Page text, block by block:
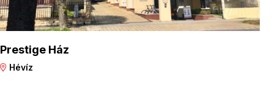
Prestige Ház
Hévíz